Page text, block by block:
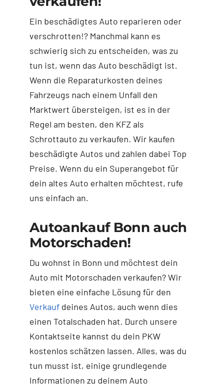
Ein beschädigtes Auto reparieren oder
verschrotten!? Manchmal kann es
schwierig sich zu entscheiden, was zu
tun ist, wenn das Auto beschädigt ist.
Wenn die Reparaturkosten deines
Fahrzeugs nach einem Unfall den
Marktwert übersteigen, ist es in der
Regel am besten, den KFZ als
Schrottauto zu verkaufen. Wir kaufen
beschädigte Autos und zahlen dabei Top
Preise. Wenn du ein Superangebot für
dein altes Auto erhalten möchtest, rufe
uns einfach an.
Autoankauf Bonn auch
Motorschaden!
Du wohnst in Bonn und möchtest dein
Auto mit Motorschaden verkaufen? Wir
bieten eine einfache Lösung für den
Verkaufdeines Autos, auch wenn dies
einen Totalschaden hat. Durch unsere
Kontaktseite kannst du dein PKW
kostenlos schätzen lassen. Alles, was du
tun musst ist, einige grundlegende
Informationen zu deinem Auto